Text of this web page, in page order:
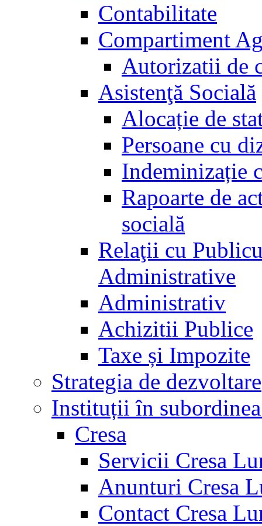
Contabilitate
Compartiment
Autorizatii de
Asistenţă Socială
Alocație de
Persoane cu
Indeminizație
Rapoarte de
socială
Relaţii cu
Administrative
Administrativ
Achizitii Publice
Taxe și Impozite
Strategia de dezvoltare
Instituții în
Cresa
Servicii Cresa
Anunturi Cresa
Contact Cresa